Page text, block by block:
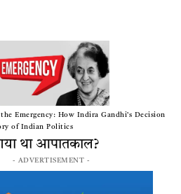
the Emergency: How Indira Gandhi’s Decision
of Indian Politics
था आपातकाल?
- ADVERTISEMENT -